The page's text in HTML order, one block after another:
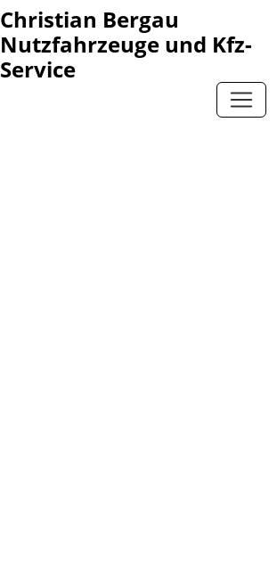
Christian Bergau
Nutzfahrzeuge und Kfz-
Service